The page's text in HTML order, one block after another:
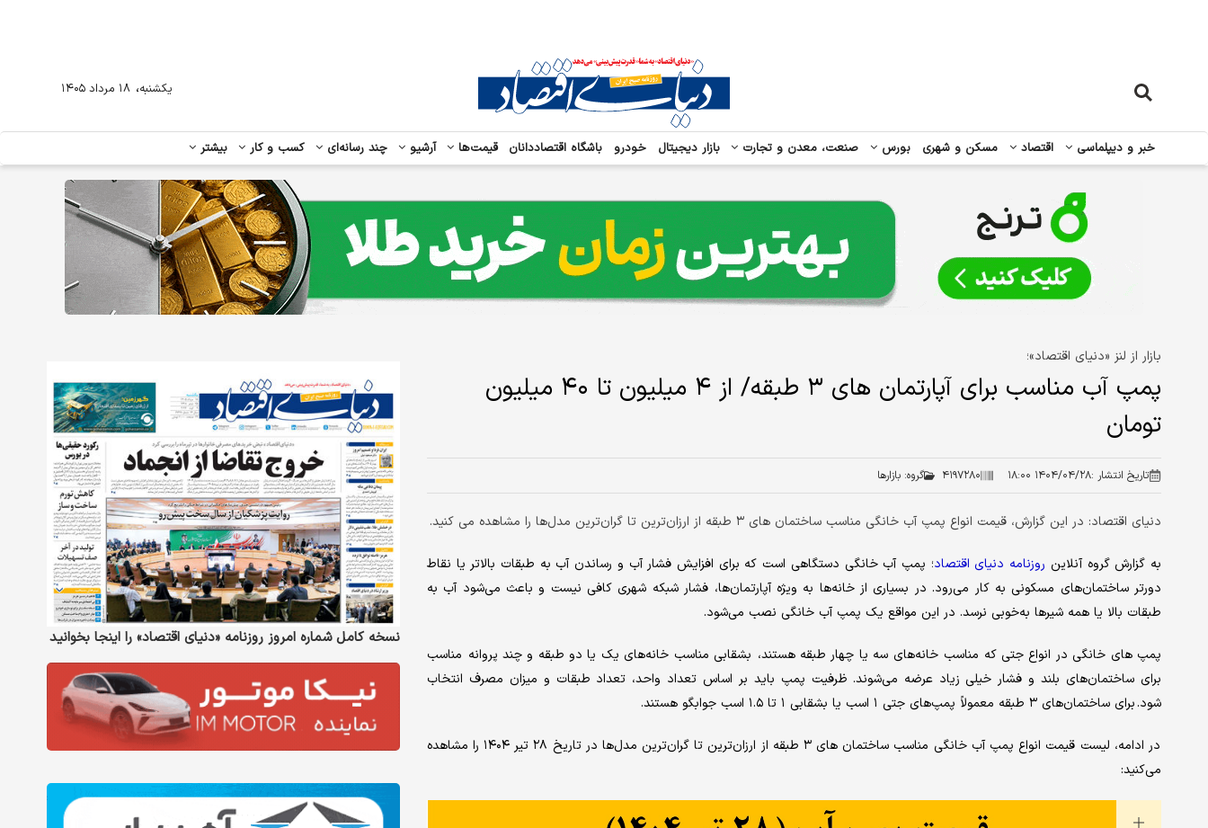
خبر و دیپلماسی اقتصاد مسکن و شهری بورس صنعت، معدن و تجارت بازار دیجیتال خودرو باشگاه اقتصاددانان قیمت‌ها آرشیو چند رسانه‌ای کسب و کار بیشتر
یکشنبه، ۱۸ مرداد ۱۴۰۵
بازار از لنز «دنیای اقتصاد»؛
پمپ آب مناسب برای آپارتمان های ۳ طبقه/ از ۴ میلیون تا ۴۰ میلیون
تومان
تاریخ انتشار :۱۴۰۴/۰۴/۲۸ ۱۸:۰۰ ۴۱۹۷۲۸۰ گروه: بازارها
دنیای اقتصاد: در این گزارش، قیمت انواع پمپ آب خانگی مناسب ساختمان های ۳ طبقه از ارزان‌ترین تا گران‌ترین مدل‌ها را مشاهده می کنید.
به گزارش گروه آنلاین روزنامه دنیای اقتصاد؛ پمپ آب خانگی دستگاهی است که برای افزایش فشار آب و رساندن آب به طبقات بالاتر یا نقاط
دورتر ساختمان‌های مسکونی به کار می‌رود. در بسیاری از خانه‌ها به ویژه آپارتمان‌ها، فشار شبکه شهری کافی نیست و باعث می‌شود آب به
طبقات بالا یا همه شیرها به‌خوبی نرسد. در این مواقع یک پمپ آب خانگی نصب می‌شود.
پمپ های خانگی در انواع جتی که مناسب خانه‌های سه یا چهار طبقه هستند، بشقابی مناسب خانه‌های یک یا دو طبقه و چند پروانه مناسب
برای ساختمان‌های بلند و فشار خیلی زیاد عرضه می‌شوند. ظرفیت پمپ باید بر اساس تعداد واحد، تعداد طبقات و میزان مصرف انتخاب
شود. برای ساختمان‌های ۳ طبقه معمولاً پمپ‌های جتی ۱ اسب یا بشقابی ۱ تا ۱.۵ اسب جوابگو هستند.
در ادامه، لیست قیمت انواع پمپ آب خانگی مناسب ساختمان های ۳ طبقه از ارزان‌ترین تا گران‌ترین مدل‌ها در تاریخ ۲۸ تیر ۱۴۰۴ را مشاهده
می‌کنید:
نسخه کامل شماره امروز روزنامه «دنیای‌ اقتصاد» را اینجا بخوانید